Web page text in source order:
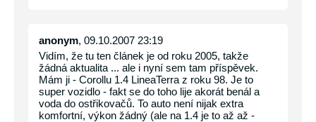
anonym, 09.10.2007 23:19
Vidím, že tu ten článek je od roku 2005, takže
žádná aktualita ... ale i nyní sem tam příspěvek.
Mám ji - Corollu 1.4 LineaTerra z roku 98. Je to
super vozidlo - fakt se do toho lije akorát benál a
voda do ostřikovačů. To auto není nijak extra
komfortní, výkon žádný (ale na 1.4 je to až až -